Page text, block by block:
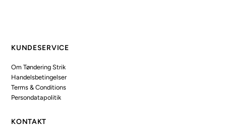
KUNDESERVICE
Om Tøndering Strik
Handelsbetingelser
Terms & Conditions
Persondatapolitik
KONTAKT